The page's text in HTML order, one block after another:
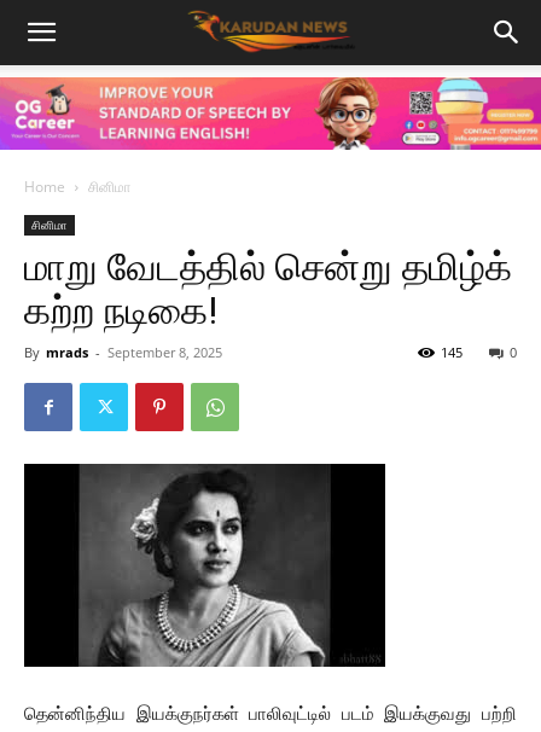
Home சினிமா
சினிமா
மாறு வேடத்தில் சென்று தமிழ்க்
கற்ற நடிகை!
By mrads - September 8, 2025 0
145
தென்னிந்திய இயக்குநர்கள் பாலிவுட்டில் படம் இயக்குவது பற்றி